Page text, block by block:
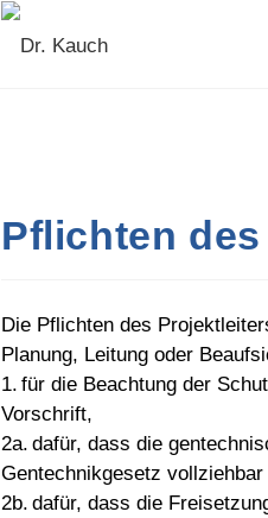
Pflichten
Die Pflichten des
Planung, Leitung oder
1. für die Beachtung der
Vorschrift,
2a. dafür, dass die
Gentechnikgesetz vollziehbar
2b. dafür, dass die